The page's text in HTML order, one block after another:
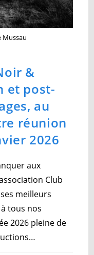
Mussau
&
et post-
au
réunion
2026
aux
Club
meilleurs
tous nos
2026 pleine de